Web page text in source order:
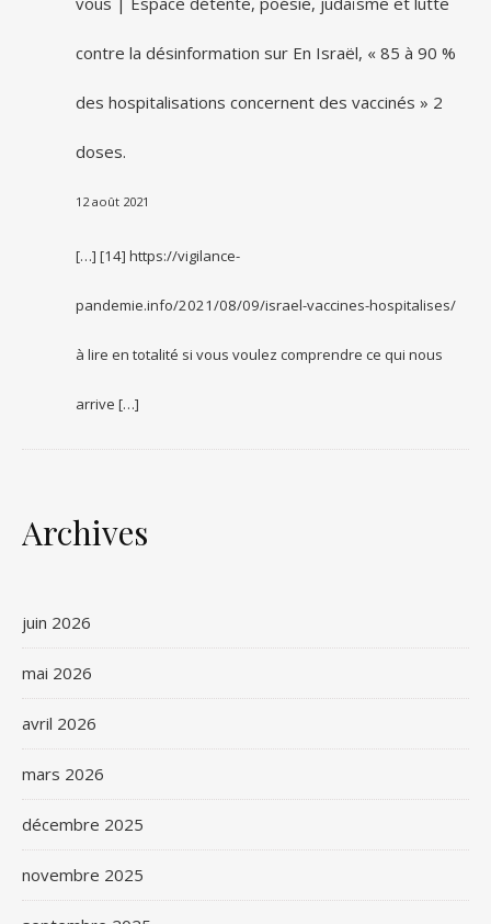
contre la désinformation sur En Israël, « 85 à 90 %
des hospitalisations concernent des vaccinés » 2
doses.
12 août 2021
[…] [14] https://vigilance-
pandemie.info/2021/08/09/israel-vaccines-hospitalises/
à lire en totalité si vous voulez comprendre ce qui nous
arrive […]
Archives
juin 2026
mai 2026
avril 2026
mars 2026
décembre 2025
novembre 2025